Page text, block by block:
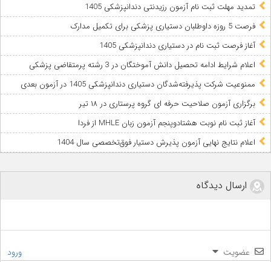
تمدید مهلت ثبت نام آزمون رزیدنتی دندانپزشکی 1405
فرصت 5 روزه داوطلبان دستیاری پزشکی برای تکمیل مدارک
آغاز فرصت ثبت نام در دستیاری دندانپزشکی 1405
اعلام شرایط ادامه تحصیل دانش آموختگان در 3 رشته پرمتقاضی پزشکی
ممنوعیت شرکت پذیرفته‌شدگان دستیاری دندانپزشکی 1405 در آزمون بعدی
برگزاری آزمون صلاحیت حرفه ای گروه پرستاری در ۱۸ تیر
آغاز ثبت نام نوبت هشتادوپنجم آزمون زبان MHLE از فردا
اعلام نتایج نهایی آزمون پذیرش دستیار فوق‌تخصصی سال 1404
ارسال دیدگاه
عضویت ورود